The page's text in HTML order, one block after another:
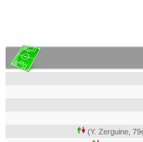
(Y. Zerguine,